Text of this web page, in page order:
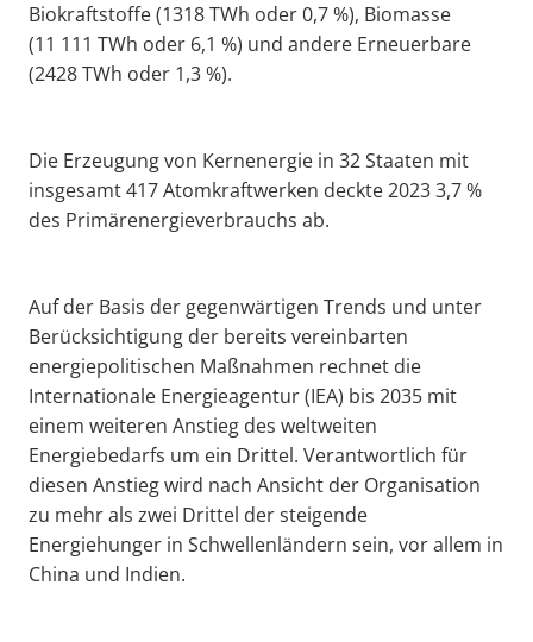
Biokraftstoffe (1318 TWh oder 0,7 %), Biomasse
(11 111 TWh oder 6,1 %) und andere Erneuerbare
(2428 TWh oder 1,3 %).
Die Erzeugung von Kernenergie in 32 Staaten mit
insgesamt 417 Atomkraftwerken deckte 2023 3,7 %
des Primärenergieverbrauchs ab.
Auf der Basis der gegenwärtigen Trends und unter
Berücksichtigung der bereits vereinbarten
energiepolitischen Maßnahmen rechnet die
Internationale Energieagentur (IEA) bis 2035 mit
einem weiteren Anstieg des weltweiten
Energiebedarfs um ein Drittel. Verantwortlich für
diesen Anstieg wird nach Ansicht der Organisation
zu mehr als zwei Drittel der steigende
Energiehunger in Schwellenländern sein, vor allem in
China und Indien.